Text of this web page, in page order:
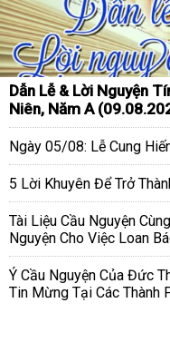
Dẫn Lễ & Lời Nguyện
Niên, Năm A
Ngày 05/08: Lễ Cung
5 Lời Khuyên Để Trở
Tài Liệu Cầu Nguyện
Nguyện Cho Việc Loan
Ý Cầu Nguyện Của Đức
Tin Mừng Tại Các Thành